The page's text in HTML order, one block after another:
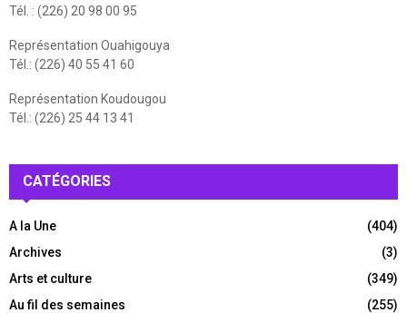
Tél. : (226) 20 98 00 95
Représentation Ouahigouya
Tél.: (226) 40 55 41 60
Représentation Koudougou
Tél.: (226) 25 44 13 41
CATÉGORIES
A la Une
(404)
Archives
(3)
Arts et culture
(349)
Au fil des semaines
(255)